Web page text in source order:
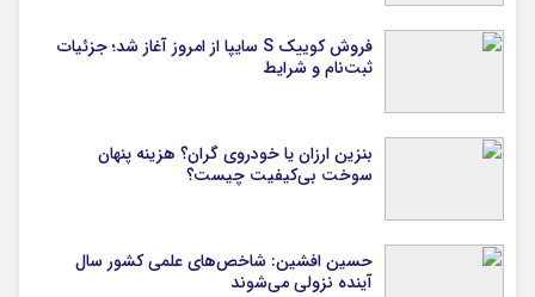
فروش کوییک S سایپا از امروز آغاز شد؛ جزئیات
ثبت‌نام و شرایط
بنزین ارزان یا خودروی گران؟ هزینه پنهان
سوخت بی‌کیفیت چیست؟
حسین افشین: شاخص‌های علمی کشور سال
آینده نزولی می‌شوند